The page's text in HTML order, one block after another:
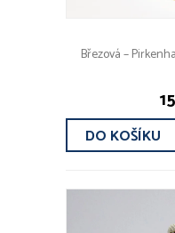
Březová –
DO KOŠÍKU